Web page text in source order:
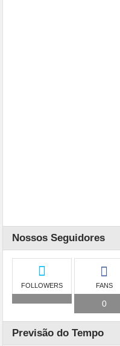
Nossos Seguidores
FOLLOWERS FANS
0
Previsão do Tempo